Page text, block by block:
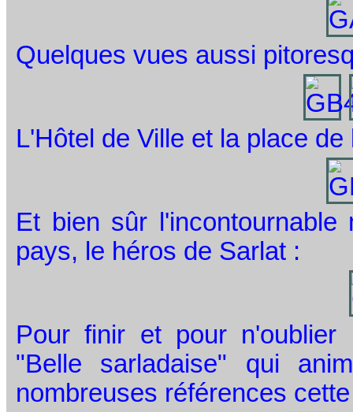
Quelques vues aussi
L'Hôtel de Ville et la place de
Et bien sûr
pays, le héros de Sarlat :
Pour finir et pour n'oublier
"Belle sarladaise" qui
nombreuses références